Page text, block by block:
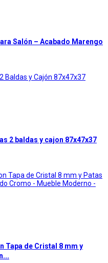
Salón – Acabado Marengo
2 baldas y cajon 87x47x37
Tapa de Cristal 8 mm y